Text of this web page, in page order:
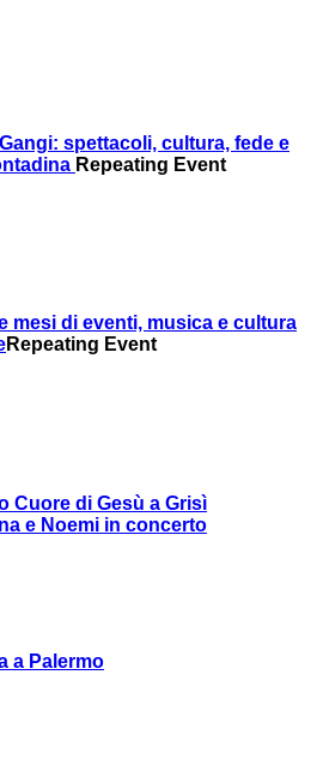
spettacoli, cultura, fede e
Repeating Event
mesi di eventi, musica e cultura
Repeating Event
Cuore di Gesù a Grisì
e Noemi in concerto
a Palermo